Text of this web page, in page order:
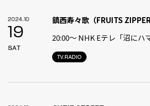
2024.10
19
SAT
TV.RADIO
鎮西寿々歌（FRUITS ZIPPER
20:00～ NHK Eテレ「沼にハ